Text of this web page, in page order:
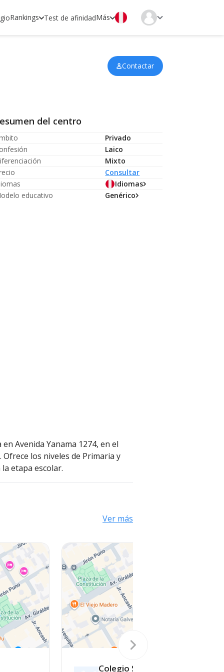
Rankings Test de afinidadMás
Contactar
del centro
Privado
Laico
Mixto
Consultar
Idiomas
educativo
Genérico
Avenida Yanama 1274, en el
los niveles de Primaria y
etapa escolar.
Ver más
Colegio San